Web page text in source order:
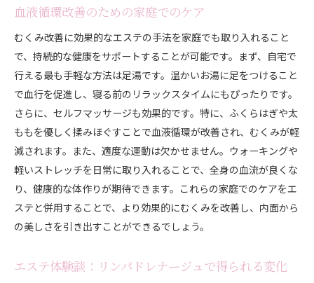
血液循環改善のための家庭でのケア
むくみ改善に効果的なエステの手法を家庭でも取り入れること
で、持続的な健康をサポートすることが可能です。まず、自宅で
行える最も手軽な方法は足湯です。温かいお湯に足をつけること
で血行を促進し、寝る前のリラックスタイムにもぴったりです。
さらに、セルフマッサージも効果的です。特に、ふくらはぎや太
ももを優しく揉みほぐすことで血液循環が改善され、むくみが軽
減されます。また、適度な運動は欠かせません。ウォーキングや
軽いストレッチを日常に取り入れることで、全身の血流が良くな
り、健康的な体作りが期待できます。これらの家庭でのケアをエ
ステと併用することで、より効果的にむくみを改善し、内面から
の美しさを引き出すことができるでしょう。
エステ体験談：リンパドレナージュで得られる変化